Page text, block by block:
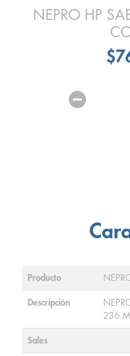
NEPRO HP
Producto
Descripción
236 ML
Sales